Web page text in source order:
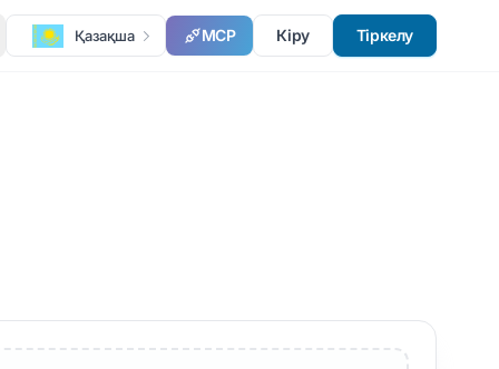
Қазақша MCP Кіру Тіркелу